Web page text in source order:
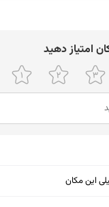
۸:۳۰ تا ۱۹:۳۰
۸:۳۰ تا ۱۹:۳۰
۸:۳۰ تا ۱۹:۳۰
اﻣﺘﯿﺎز دﻫﯿﺪ
این مکان